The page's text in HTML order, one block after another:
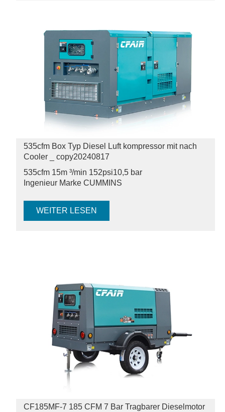
535cfm Box Typ Diesel Luft kompressor mit nach
Cooler _ copy20240817
535cfm 15m ³/min 152psi10,5 bar
Ingenieur Marke CUMMINS
WEITER LESEN
CF185MF-7 185 CFM 7 Bar Tragbarer Dieselmotor